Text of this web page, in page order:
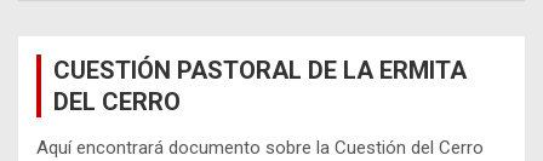
CUESTIÓN PASTORAL DE LA ERMITA
DEL CERRO
Aquí encontrará documento sobre la Cuestión del Cerro